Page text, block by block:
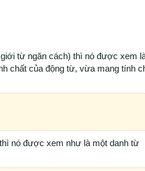
từ ngăn cách) thì nó được xem
chất của động từ, vừa mang tính
nó được xem như là một danh từ